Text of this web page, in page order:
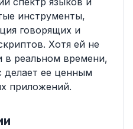
инструменты,
говорящих и
Хотя ей не
в реальном времени,
делает ее ценным
приложений.